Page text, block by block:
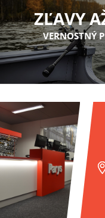
ZĽAVY
VERNOSTNÝ